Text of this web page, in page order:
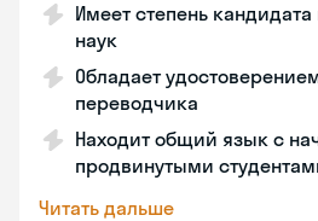
Имеет степень
наук
Обладает
переводчика
Находит общий язык с
продвинутыми
Читать дальше